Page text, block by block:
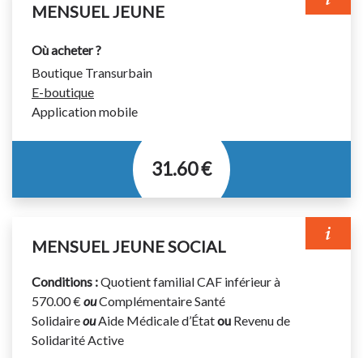
MENSUEL JEUNE
Où acheter ?
Boutique Transurbain
E-boutique
Application mobile
31.60 €
Titre permettant d’effectuer un nombre illimité de
voyages pendant 1 mois (du 1er au 30/31 du mois).
régulières interurbaines suivantes : 310 et 711 à 720.
Disponible à la vente à partir du 20 du mois précédent.
Votre titre de transport doit être validé à chaque
montée dans le bus même en correspondance.
MENSUEL JEUNE SOCIAL
Conditions :Quotient familial CAF inférieur à
570.00 € ouComplémentaire Santé
SolidaireouAide Médicale d’Étatou Revenu de
Solidarité Active